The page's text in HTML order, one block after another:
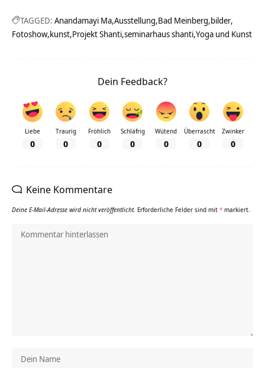
TAGGED: Anandamayi Ma Ausstellung Bad Meinberg bilder
Fotoshow kunst Projekt Shanti seminarhaus shanti Yoga und Kunst
Dein Feedback?
Liebe
0
Traurig
0
Fröhlich
0
Schläfrig
0
Wütend
0
Überrascht
0
Zwinker
0
Keine Kommentare
Deine E-Mail-Adresse wird nicht veröffentlicht. Erforderliche Felder sind mit * markiert.